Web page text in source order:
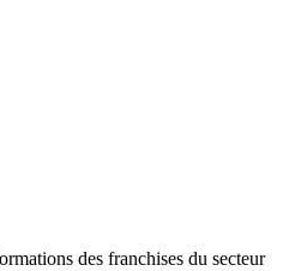
des franchises du secteur